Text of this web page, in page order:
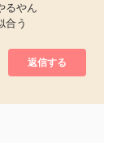
るやん
合う
返信する